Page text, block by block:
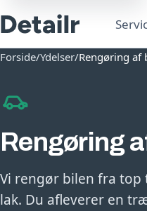
Forside/Ydelser/Rengøring af
Rengøring
Vi rengør bilen fra top
lak. Du afleverer en